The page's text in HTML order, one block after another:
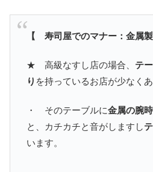
【 寿司屋でのマナー：金属
★ 高級なすし店の場合、 テ
り を持っているお店が少なくあ
・ そのテーブルに金属の腕
と、カチカチと音がしますし
います。